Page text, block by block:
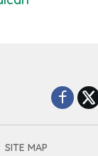
SITE MAP